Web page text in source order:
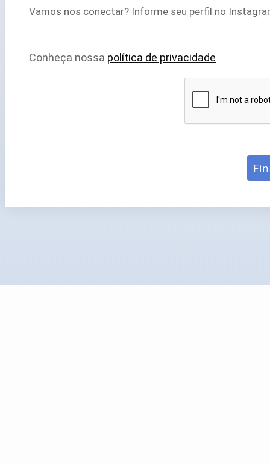
Vamos nos conectar? Informe seu perfil no
Conheça nossa política de privacidade